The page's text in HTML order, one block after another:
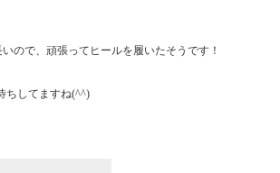
ので、頑張ってヒールを履いたそうです！
ちしてますね(^^)